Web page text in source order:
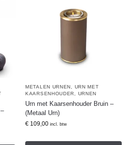
METALEN URNEN
URN MET
KAARSENHOUDER
URNEN
Urn met Kaarsenhouder Bruin –
(Metaal Urn)
€ 109,00 incl. btw